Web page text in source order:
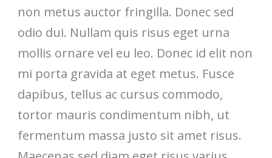
non metus auctor fringilla. Donec sed
odio dui. Nullam quis risus eget urna
mollis ornare vel eu leo. Donec id elit non
mi porta gravida at eget metus. Fusce
dapibus, tellus ac cursus commodo,
tortor mauris condimentum nibh, ut
fermentum massa justo sit amet risus.